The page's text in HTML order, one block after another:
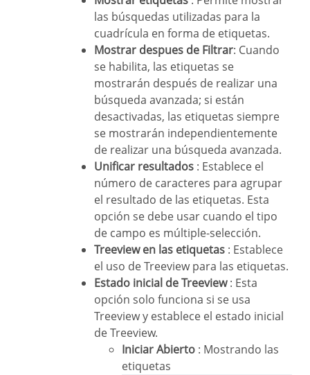
las búsquedas utilizadas para la
cuadrícula en forma de etiquetas.
Mostrar despues de Filtrar: Cuando
se habilita, las etiquetas se
mostrarán después de realizar una
búsqueda avanzada; si están
desactivadas, las etiquetas siempre
se mostrarán independientemente
de realizar una búsqueda avanzada.
Unificar resultados : Establece el
número de caracteres para agrupar
el resultado de las etiquetas. Esta
opción se debe usar cuando el tipo
de campo es múltiple-selección.
Treeview en las etiquetas : Establece
el uso de Treeview para las etiquetas.
Estado inicial de Treeview: Esta
opción solo funciona si se usa
Treeview y establece el estado inicial
de Treeview.
Iniciar Abierto : Mostrando las
etiquetas